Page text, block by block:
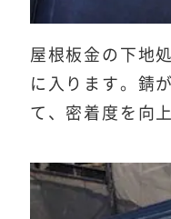
屋根板金の下地
に入ります。錆
て、密着度を向